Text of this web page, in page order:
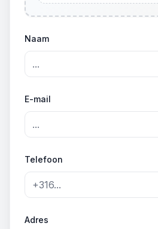
Naam
E-mail
Telefoon
Adres